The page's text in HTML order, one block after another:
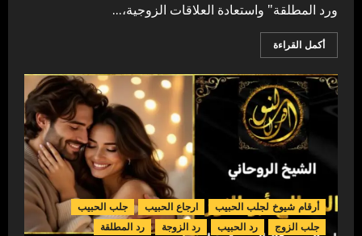
ورد المطلقة" واستعادة العلاقات الزوجية،...
أكمل القراءة
أرقام شيوخ لجلب الحبيب ارجاع الحبيب
جلب الحبيب
جلب الزوج
رد الحبيب رد الزوجة
رد المطلقة